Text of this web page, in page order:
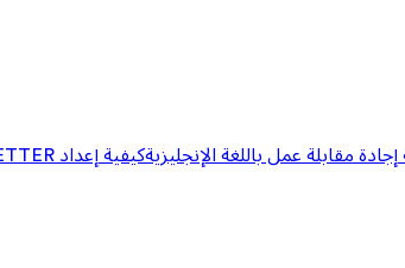
إجادة مقابلة عمل باللغة الإنجليزيةكيفية إعداد COVER LETTER بشكل احترافي